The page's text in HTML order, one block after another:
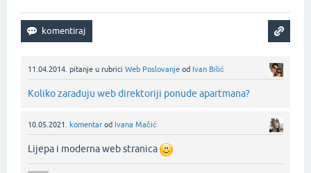
11.04.2014. pitanje u rubrici Web Poslovanje od Ivan Bilić
Koliko zarađuju web direktoriji ponude apartmana?
10.05.2021. komentar od Ivana Mačić
Lijepa i moderna web stranica